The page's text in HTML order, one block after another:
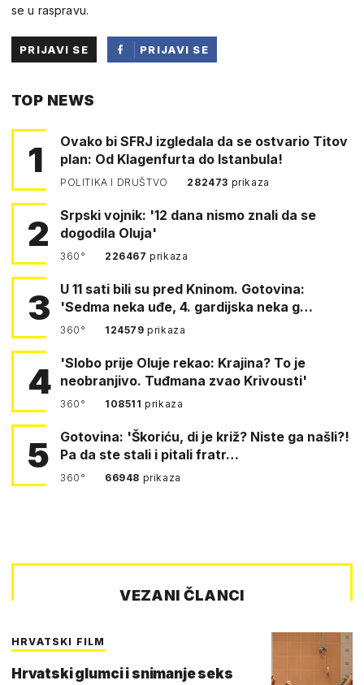
se u raspravu.
PRIJAVI SE
PRIJAVI SE
TOP NEWS
1
Ovako bi SFRJ izgledala da se ostvario Titov
plan: Od Klagenfurta do Istanbula!
POLITIKA I DRUŠTVO 282473 prikaza
2
Srpski vojnik: '12 dana nismo znali da se
dogodila Oluja'
360° 226467prikaza
3
U 11 sati bili su pred Kninom. Gotovina:
'Sedma neka uđe, 4. gardijska neka g…
360° 124579prikaza
4
'Slobo prije Oluje rekao: Krajina? To je
neobranjivo. Tuđmana zvao Krivousti'
360° 108511prikaza
5
Gotovina: 'Škoriću, di je križ? Niste ga našli?!
Pa da ste stali i pitali fratr…
360° 66948 prikaza
VEZANI ČLANCI
HRVATSKI FILM
Hrvatski glumci i snimanje seks